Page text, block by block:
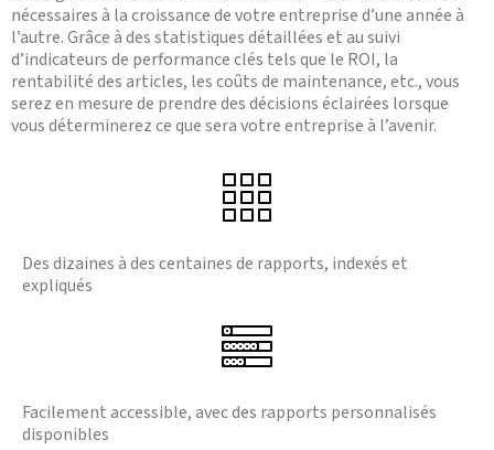
nécessaires à la croissance de votre entreprise d’une année à
l’autre. Grâce à des statistiques détaillées et au suivi
d’indicateurs de performance clés tels que le ROI, la
rentabilité des articles, les coûts de maintenance, etc., vous
serez en mesure de prendre des décisions éclairées lorsque
vous déterminerez ce que sera votre entreprise à l’avenir.
Des dizaines à des centaines de rapports, indexés et
expliqués
Facilement accessible, avec des rapports personnalisés
disponibles